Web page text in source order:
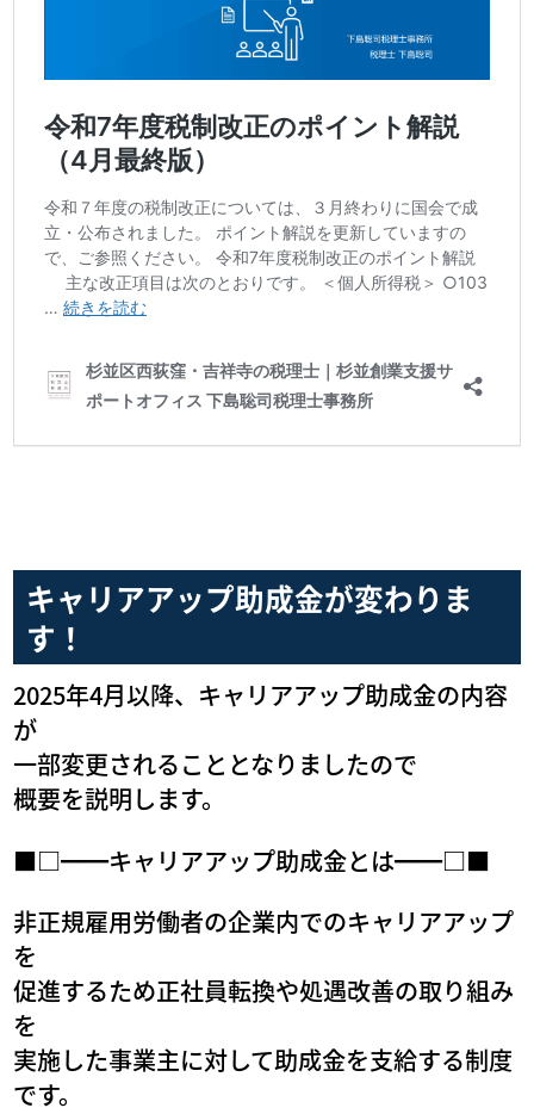
キャリアアップ助成金が変わりま
す！
2025年4月以降、キャリアアップ助成金の内容
が
一部変更されることとなりましたので
概要を説明します。
■□━━キャリアアップ助成金とは━━□■
非正規雇用労働者の企業内でのキャリアアップ
を
促進するため正社員転換や処遇改善の取り組み
を
実施した事業主に対して助成金を支給する制度
です。